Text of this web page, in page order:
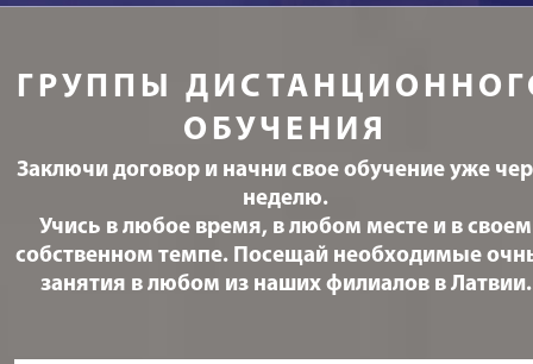
ГРУППЫ
ОБУЧЕНИЯ
Заключи договор и начни свое обучение уже
неделю.
Учись в любое время, в любом месте и в своем
собственном темпе. Посещай необходимые
занятия в любом из наших филиалов в Латвии.